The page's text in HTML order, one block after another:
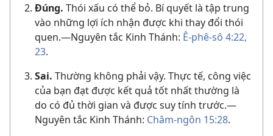
Đúng. Thói xấu có thể bỏ. Bí quyết là tập trung
vào những lợi ích nhận được khi thay đổi thói
quen.​—Nguyên tắc Kinh Thánh: Ê-phê-sô 4:22,
23.
Sai. Thường không phải vậy. Thực tế, công việc
của bạn đạt được kết quả tốt nhất thường là
do có đủ thời gian và được suy tính trước.​—
Nguyên tắc Kinh Thánh: Châm-ngôn 15:28.